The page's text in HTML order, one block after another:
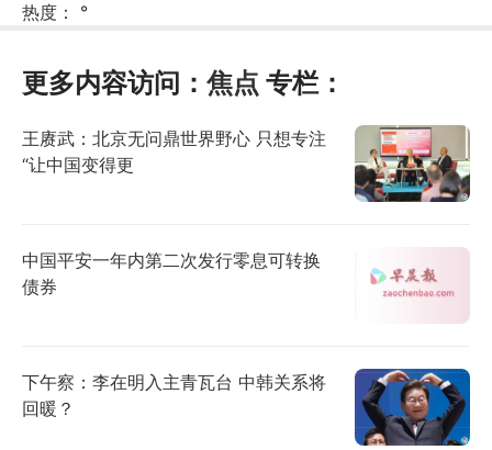
热度： °
更多内容访问： 焦点 专栏：
王赓武：北京无问鼎世界野心 只想专注
“让中国变得更
中国平安一年内第二次发行零息可转换
债券
下午察：李在明入主青瓦台 中韩关系将
回暖？